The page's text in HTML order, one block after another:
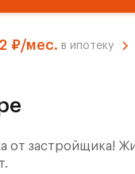
₽/мес. в ипотеку
от застройщика!